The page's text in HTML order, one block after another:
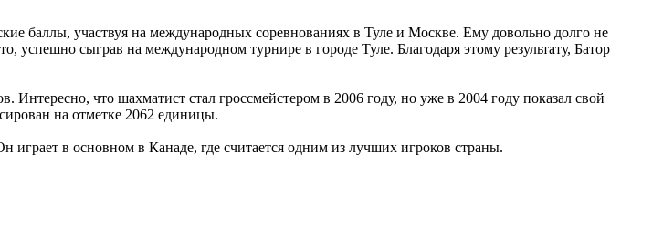
баллы, участвуя на международных соревнованиях в Туле и Москве. Ему довольно долго не
успешно сыграв на международном турнире в городе Туле. Благодаря этому результату, Батор
что шахматист стал гроссмейстером в 2006 году, но уже в 2004 году показал свой
на отметке 2062 единицы.
в основном в Канаде, где считается одним из лучших игроков страны.